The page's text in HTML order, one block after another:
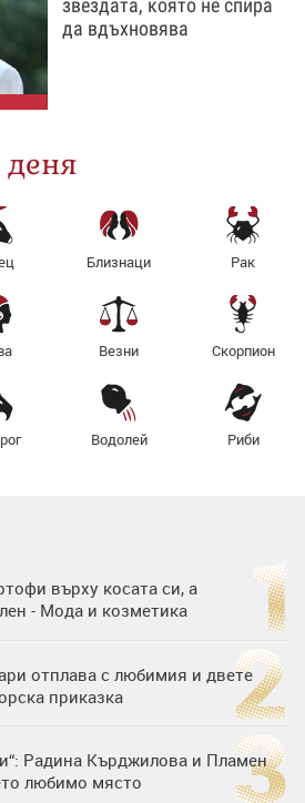
звездата, която не спира
да вдъхновява
деня
Близнаци Рак
Везни Скорпион
Водолей Риби
върху косата си, а
- Мода и козметика
отплава с любимия и двете
приказка
Радина Кърджилова и Пламен
любимо място